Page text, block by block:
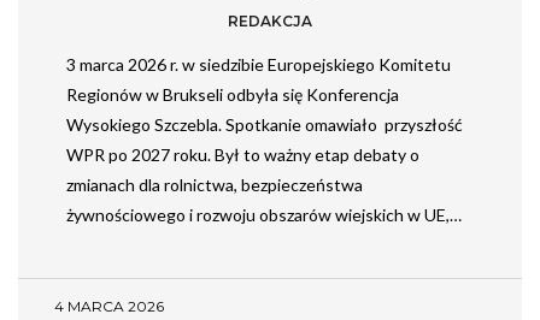
REDAKCJA
3 marca 2026 r. w siedzibie Europejskiego Komitetu
Regionów w Brukseli odbyła się Konferencja
Wysokiego Szczebla. Spotkanie omawiało przyszłość
WPR po 2027 roku. Był to ważny etap debaty o
zmianach dla rolnictwa, bezpieczeństwa
żywnościowego i rozwoju obszarów wiejskich w UE,…
4 MARCA 2026